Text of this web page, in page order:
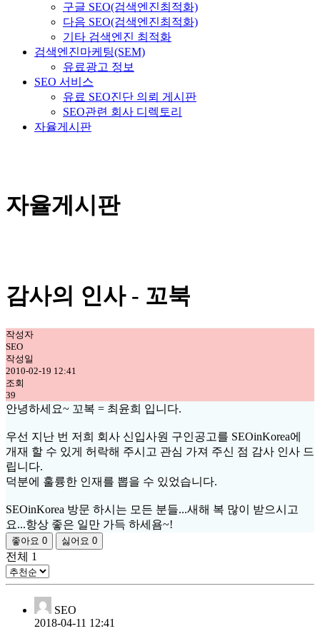
구글 SEO(검색엔진최적화)
다음 SEO(검색엔진최적화)
기타 검색엔진 최적화
검색엔진마케팅(SEM)
유료광고 정보
SEO 서비스
유료 SEO진단 의뢰 게시판
SEO관련 회사 디렉토리
자율게시판
자율게시판
감사의 인사 - 꼬북
작성자
SEO
작성일
2010-02-19 12:41
조회
39
안녕하세요~ 꼬복 = 최윤희 입니다.
우선 지난 번 저희 회사 신입사원 구인공고를 SEOinKorea에
개재 할 수 있게 허락해 주시고 관심 가져 주신 점 감사 인사 드
립니다.
덕분에 훌륭한 인재를 뽑을 수 있었습니다.
SEOinKorea 방문 하시는 모든 분들...새해 복 많이 받으시고
요...항상 좋은 일만 가득 하세욤~!
좋아요 0 싫어요 0
전체 1
SEO
2018-04-11 12:41